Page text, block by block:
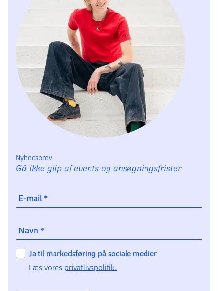
Nyhedsbrev
Gå ikke glip af events og ansøgningsfrister
E-mail *
Navn *
Ja til markedsføring på sociale medier
Læs vores privatlivspolitik.